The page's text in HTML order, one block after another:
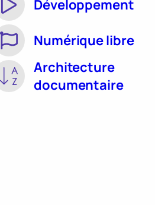
Développement
Numérique libre
Architecture
documentaire